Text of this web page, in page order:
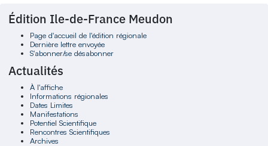
Édition Ile-de-France Meudon
Page d'accueil de l'édition régionale
Dernière lettre envoyée
S'abonner/se désabonner
Actualités
À l'affiche
Informations régionales
Dates Limites
Manifestations
Potentiel Scientifique
Rencontres Scientifiques
Archives